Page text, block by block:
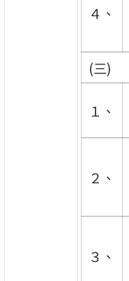
４、
(三)
１、
２、
３、